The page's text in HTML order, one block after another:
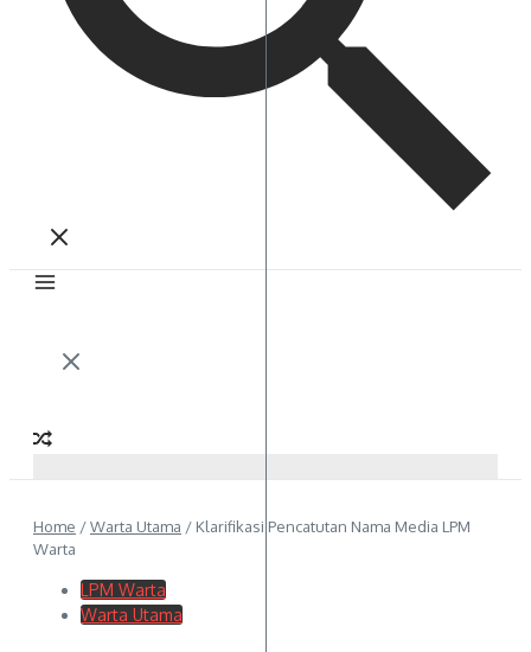
Home /Warta Utama / Klarifikasi Pencatutan Nama Media LPM
Warta
LPM Warta
Warta Utama